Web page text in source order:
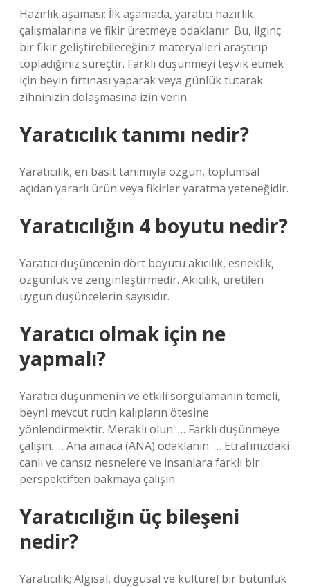
Hazırlık aşaması: İlk aşamada, yaratıcı hazırlık
çalışmalarına ve fikir üretmeye odaklanır. Bu, ilginç
bir fikir geliştirebileceğiniz materyalleri araştırıp
topladığınız süreçtir. Farklı düşünmeyi teşvik etmek
için beyin fırtınası yaparak veya günlük tutarak
zihninizin dolaşmasına izin verin.
Yaratıcılık tanımı nedir?
Yaratıcılık, en basit tanımıyla özgün, toplumsal
açıdan yararlı ürün veya fikirler yaratma yeteneğidir.
Yaratıcılığın 4 boyutu nedir?
Yaratıcı düşüncenin dört boyutu akıcılık, esneklik,
özgünlük ve zenginleştirmedir. Akıcılık, üretilen
uygun düşüncelerin sayısıdır.
Yaratıcı olmak için ne
yapmalı?
Yaratıcı düşünmenin ve etkili sorgulamanın temeli,
beyni mevcut rutin kalıpların ötesine
yönlendirmektir. Meraklı olun. … Farklı düşünmeye
çalışın. … Ana amaca (ANA) odaklanın. … Etrafınızdaki
canlı ve cansız nesnelere ve insanlara farklı bir
perspektiften bakmaya çalışın.
Yaratıcılığın üç bileşeni
nedir?
Yaratıcılık; Algısal, duygusal ve kültürel bir bütünlük